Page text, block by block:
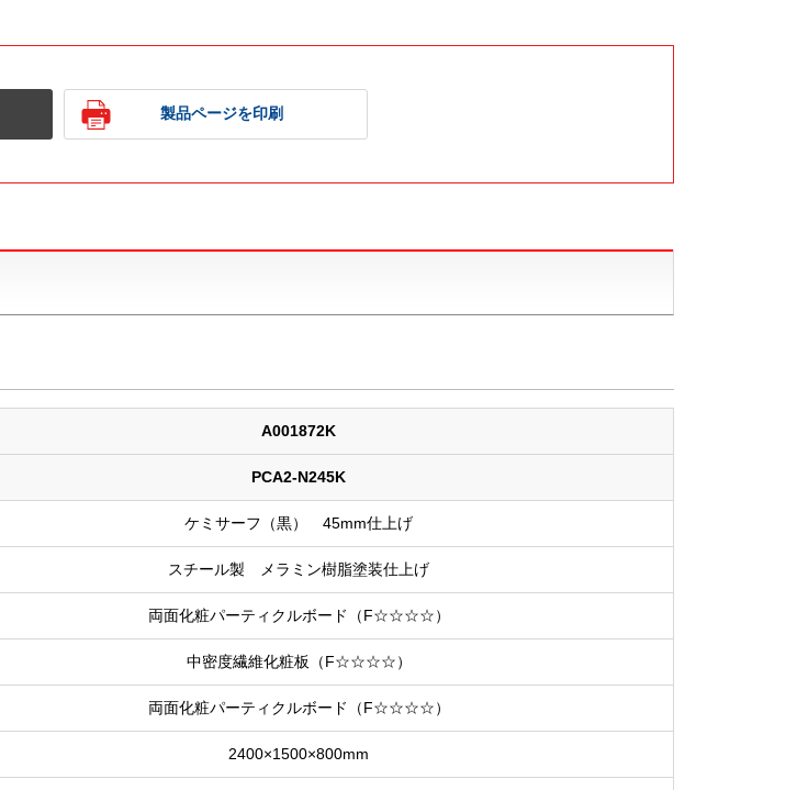
製品ページを印刷
A001872K
PCA2-N245K
ケミサーフ（黒） 45mm仕上げ
スチール製 メラミン樹脂塗装仕上げ
両面化粧パーティクルボード（F☆☆☆☆）
中密度繊維化粧板（F☆☆☆☆）
両面化粧パーティクルボード（F☆☆☆☆）
2400×1500×800mm